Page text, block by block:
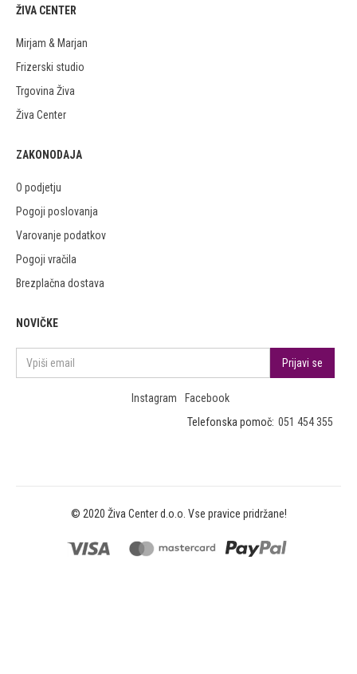
ŽIVA CENTER
Mirjam & Marjan
Frizerski studio
Trgovina Živa
Živa Center
ZAKONODAJA
O podjetju
Pogoji poslovanja
Varovanje podatkov
Pogoji vračila
Brezplačna dostava
NOVIČKE
Instagram
Facebook
Telefonska pomoč: 051 454 355
© 2020 Živa Center d.o.o. Vse pravice pridržane!